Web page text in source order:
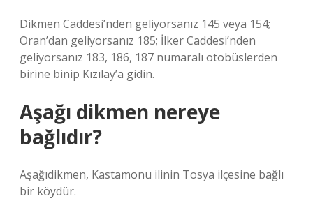
Dikmen Caddesi’nden geliyorsanız 145 veya 154;
Oran’dan geliyorsanız 185; İlker Caddesi’nden
geliyorsanız 183, 186, 187 numaralı otobüslerden
birine binip Kızılay’a gidin.
Aşağı dikmen nereye
bağlıdır?
Aşağıdikmen, Kastamonu ilinin Tosya ilçesine bağlı
bir köydür.